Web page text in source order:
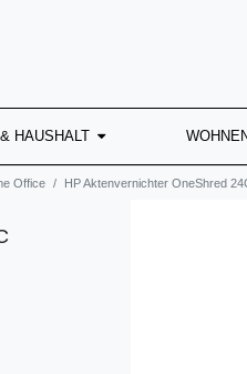
HAUSHALT
Office HP Aktenvernichter OneShred